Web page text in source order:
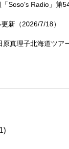
Soso’s Radio」第
新（2026/7/18）
原真理子北海道ツア